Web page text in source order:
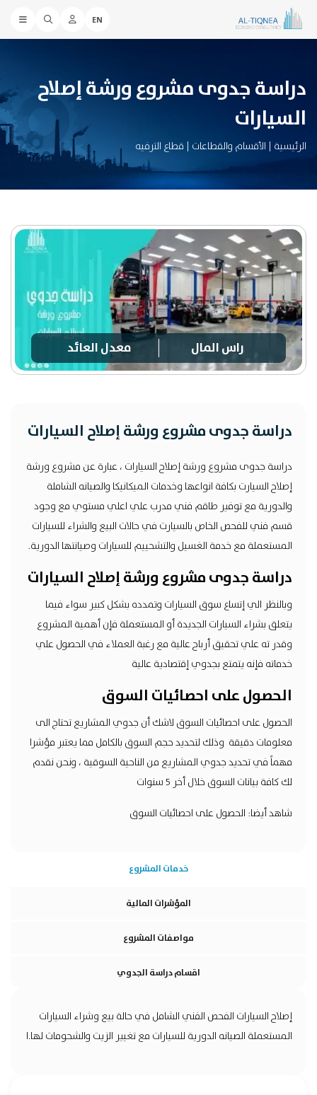
EN
دراسة جدوى مشروع ورشة إصلاح
السيارات
الرئيسية | الأقسام والقطاعات | قطاع الترفيه
راس المال معدل العائد
دراسة جدوى مشروع ورشة إصلاح السيارات
دراسة جدوى مشروع ورشة إصلاح السيارات ، عبارة عن مشروع ورشة
إصلاح السيارت بكافة انواعها وخدمات الميكانيكا والصيانه الشاملة
والدورية مع توفير طاقم فني مدرب علي اعلي مستوي مع وجود
قسم فني للفحص الخاص بالسيارت في حالات البيع والشراء للسيارات
المستعملة مع خدمة الغسيل والتشحييم للسيارات وصيانتها الدورية.
دراسة جدوى مشروع ورشة إصلاح السيارات
وبالنظر الي إتساع سوق السيارات وتمدده بشكل كبير سواء فيما
يتعلق بشراء السيارات الجديدة أو المستعملة فإن أهمية المشروع
وقدر ته علي تحقيق أرباح عالية مع رغبة العملاء في الحصول علي
خدماته فإنه يتمتع بجدوي إقتصادية عالية
الحصول على احصائيات السوق
الحصول على احصائيات السوق لاشك أن جدوي المشاريع تحتاج الى
معلومات دقيقة وذلك لتحديد حجم السوق بالكامل مما يعتبر مؤشرا
مهماً في تحديد جدوي المشاريع من الناحية السوقية ، ونحن نقدم
لك كافة بيانات السوق خلال أخر 5 سنوات
شاهد أيضا: الحصول على احصائيات السوق
خدمات المشروع
المؤشرات المالية
مواصفات المشروع
اقسام دراسة الجدوي
إصلاح السيارات الفحص الفني الشامل في حالة بيع وشراء السيارات
المستعملة الصيانه الدورية للسيارات مع تغيير الزيت والشحومات لها.ا